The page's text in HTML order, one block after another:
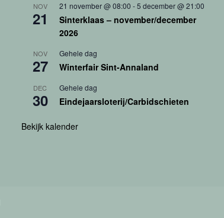
NOV
21
21 november @ 08:00 -5 december @ 21:00
Sinterklaas – november/december
2026
NOV
27
Gehele dag
Winterfair Sint-Annaland
DEC
30
Gehele dag
Eindejaarsloterij/Carbidschieten
Bekijk kalender